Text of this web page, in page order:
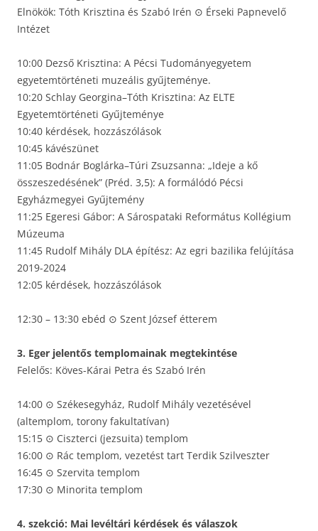
Elnökök: Tóth Krisztina és Szabó Irén ⊙ Érseki Papnevelő
Intézet
10:00 Dezső Krisztina: A Pécsi Tudományegyetem
egyetemtörténeti muzeális gyűjteménye.
10:20 Schlay Georgina–Tóth Krisztina: Az ELTE
Egyetemtörténeti Gyűjteménye
10:40 kérdések, hozzászólások
10:45 kávészünet
11:05 Bodnár Boglárka–Túri Zsuzsanna: „Ideje a kő
összeszedésének” (Préd. 3,5): A formálódó Pécsi
Egyházmegyei Gyűjtemény
11:25 Egeresi Gábor: A Sárospataki Református Kollégium
Múzeuma
11:45 Rudolf Mihály DLA építész: Az egri bazilika felújítása
2019-2024
12:05 kérdések, hozzászólások
12:30 – 13:30 ebéd ⊙ Szent József étterem
3. Eger jelentős templomainak megtekintése
Felelős: Köves-Kárai Petra és Szabó Irén
14:00 ⊙ Székesegyház, Rudolf Mihály vezetésével
(altemplom, torony fakultatívan)
15:15 ⊙ Ciszterci (jezsuita) templom
16:00 ⊙ Rác templom, vezetést tart Terdik Szilveszter
16:45 ⊙ Szervita templom
17:30 ⊙ Minorita templom
4. szekció: Mai levéltári kérdések és válaszok